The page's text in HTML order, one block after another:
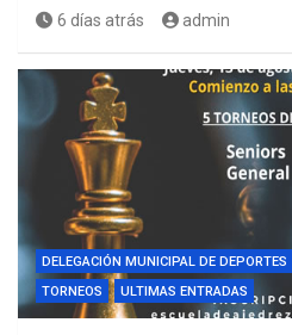
6 días atrás admin
DELEGACIÓN MUNICIPAL DE DEPORTES
TORNEOS
ULTIMAS ENTRADAS